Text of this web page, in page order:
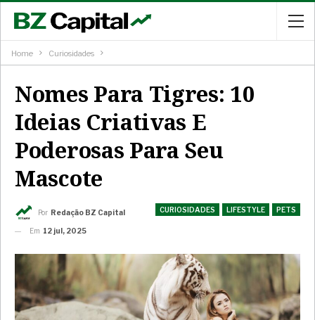
Home Curiosidades
Nomes Para Tigres: 10
Ideias Criativas E
Poderosas Para Seu
Mascote
CURIOSIDADES LIFESTYLE PETS
Por Redação BZ Capital
Em 12 jul, 2025